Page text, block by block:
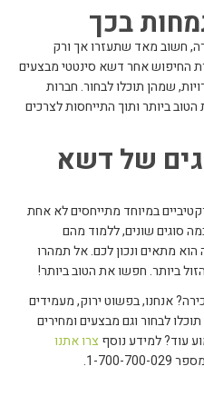
בכך
, חשוב מאד שתעזרו אך ורק
החיפוש אחר דשא סינטטי מבצעים
שמהן תוכלו לבחור. חברות
ביותר ותוך התייחסות לצרכים
של דשא
במיוחד מתייחסים לא אחת
סוגים שונים, ללמוד מהם
מתאים ונכון לכם. אל תמהרו
ביותר. חפשו את הטוב ביותר!
אנחנו, בפשוט ירוק, מעמידים
לבחור וגם מבצעים ומחירים
עוד? למידע נוסף צרו אתנו
029.